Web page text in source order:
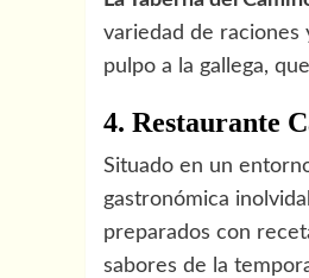
variedad de raciones
pulpo a la gallega,
4. Restaurante
Situado en un
gastronómica
preparados con
sabores de la